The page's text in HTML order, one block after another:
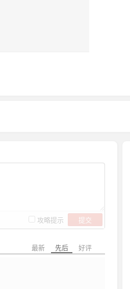
攻略提示 提交
最新 先后 好评